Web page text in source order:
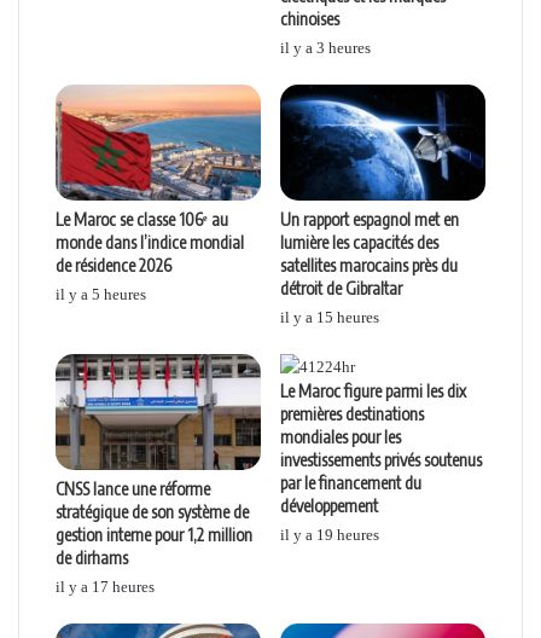
chinoises
il y a 3 heures
Le Maroc se classe 106ᵉ au
monde dans l’indice mondial
de résidence 2026
il y a 5 heures
Un rapport espagnol met en
lumière les capacités des
satellites marocains près du
détroit de Gibraltar
il y a 15 heures
CNSS lance une réforme
stratégique de son système de
gestion interne pour 1,2 million
de dirhams
il y a 17 heures
Le Maroc figure parmi les dix
premières destinations
mondiales pour les
investissements privés soutenus
par le financement du
développement
il y a 19 heures